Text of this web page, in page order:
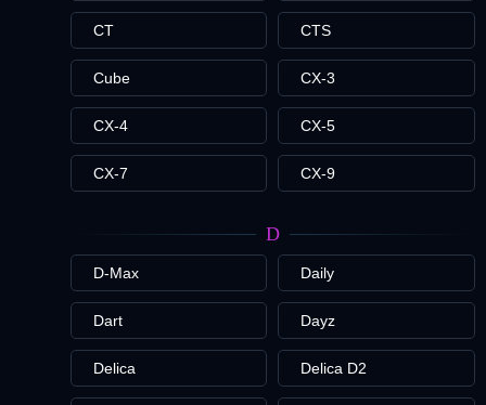
CT CTS
Cube CX-3
CX-4 CX-5
CX-7 CX-9
D
D-Max Daily
Dart Dayz
Delica Delica D2